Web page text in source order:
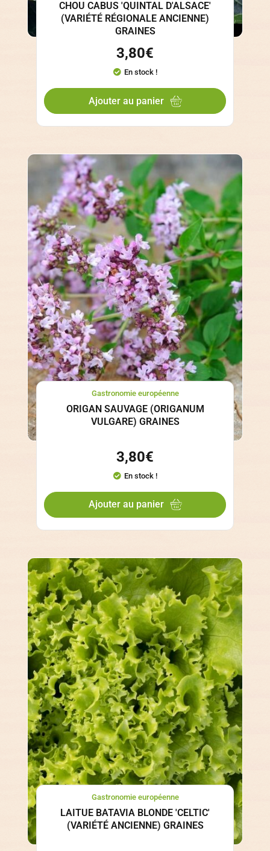
CHOU CABUS 'QUINTAL D'ALSACE'
(VARIÉTÉ RÉGIONALE ANCIENNE)
GRAINES
3,80€
En stock !
Ajouter au panier
Gastronomie européenne
ORIGAN SAUVAGE (ORIGANUM
VULGARE) GRAINES
3,80€
En stock !
Ajouter au panier
Gastronomie européenne
LAITUE BATAVIA BLONDE 'CELTIC'
(VARIÉTÉ ANCIENNE) GRAINES